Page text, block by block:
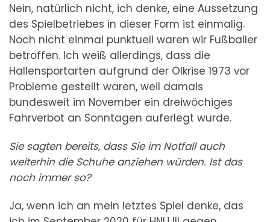
Nein, natürlich nicht, ich denke, eine Aussetzung
des Spielbetriebes in dieser Form ist einmalig.
Noch nicht einmal punktuell waren wir Fußballer
betroffen. Ich weiß allerdings, dass die
Hallensportarten aufgrund der Ölkrise 1973 vor
Probleme gestellt waren, weil damals
bundesweit im November ein dreiwöchiges
Fahrverbot an Sonntagen auferlegt wurde.
Sie sagten bereits, dass Sie im Notfall auch
weiterhin die Schuhe anziehen würden. Ist das
noch immer so?
Ja, wenn ich an mein letztes Spiel denke, das